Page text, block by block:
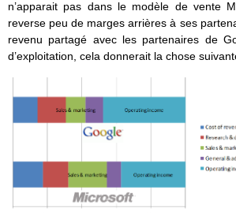
n’apparait pas dans le modèle de vente
reverse peu de marges arrières à ses
revenu partagé avec les partenaires de
d’exploitation, cela donnerait la chose